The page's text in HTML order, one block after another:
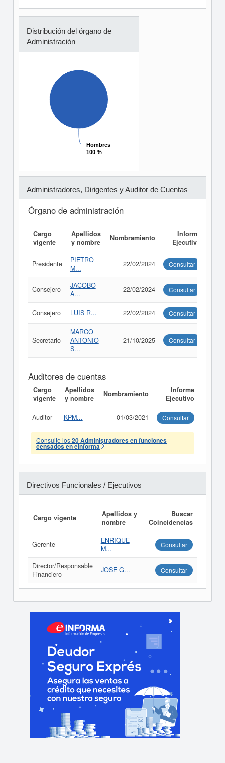
Distribución del órgano de
Administración
Hombres
100 %
Hombres
100 %
Administradores, Dirigentes y Auditor de Cuentas
Órgano de administración
Cargo
vigente
Apellidos
y nombre
Nombramiento
Informe
Ejecutivo
Presidente
PIETRO
M...
22/02/2024 Consultar
Consejero
JACOBO
A...
22/02/2024 Consultar
Consejero LUIS R... 22/02/2024 Consultar
Secretario
MARCO
ANTONIO
S...
21/10/2025 Consultar
Auditores de cuentas
Cargo
vigente
Apellidos
y nombre
Nombramiento
Informe
Ejecutivo
Auditor KPM... 01/03/2021 Consultar
Consulte los20 Administradores en funciones
censados en eInforma
Directivos Funcionales / Ejecutivos
Cargo vigente
Apellidos y
nombre
Buscar
Coincidencias
Gerente
ENRIQUE
M...
Consultar
Director/Responsable
Financiero
JOSE G... Consultar